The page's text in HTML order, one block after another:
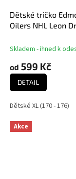
Dětské tričko
Oilers NHL Leon
Skladem - ihned k
od 599 Kč
DETAIL
Dětské XL (170 - 176)
Akce